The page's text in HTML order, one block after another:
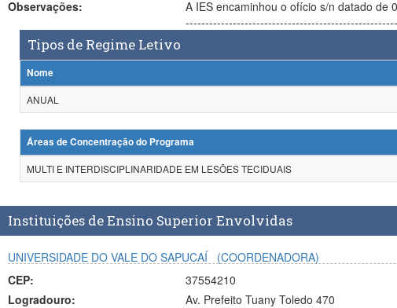
Observações:
A IES encaminhou o ofício s/n datado de 06/12/2012
Tipos de Regime Letivo
Nome
ANUAL
Áreas de Concentração do Programa
MULTI E INTERDISCIPLINARIDADE EM LESÕES TECIDUAIS
Instituições de Ensino Superior Envolvidas
UNIVERSIDADE DO VALE DO SAPUCAÍ
(COORDENADORA)
CEP:
37554210
Logradouro:
Av. Prefeito Tuany Toledo 470